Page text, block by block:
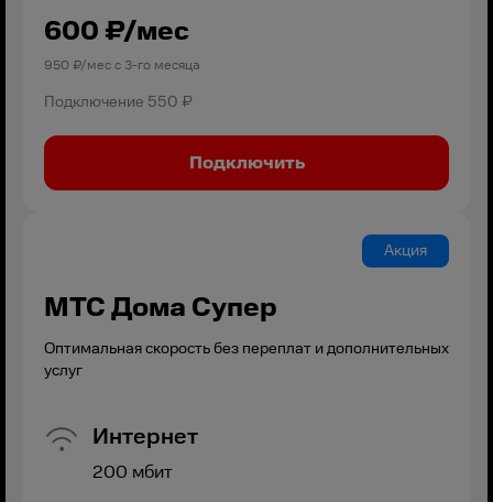
600 ₽/мес
950₽/мес с 3-го месяца
Подключение 550 ₽
Подключить
Акция
МТС Дома Супер
Оптимальная скорость без переплат и дополнительных
услуг
Интернет
200 мбит